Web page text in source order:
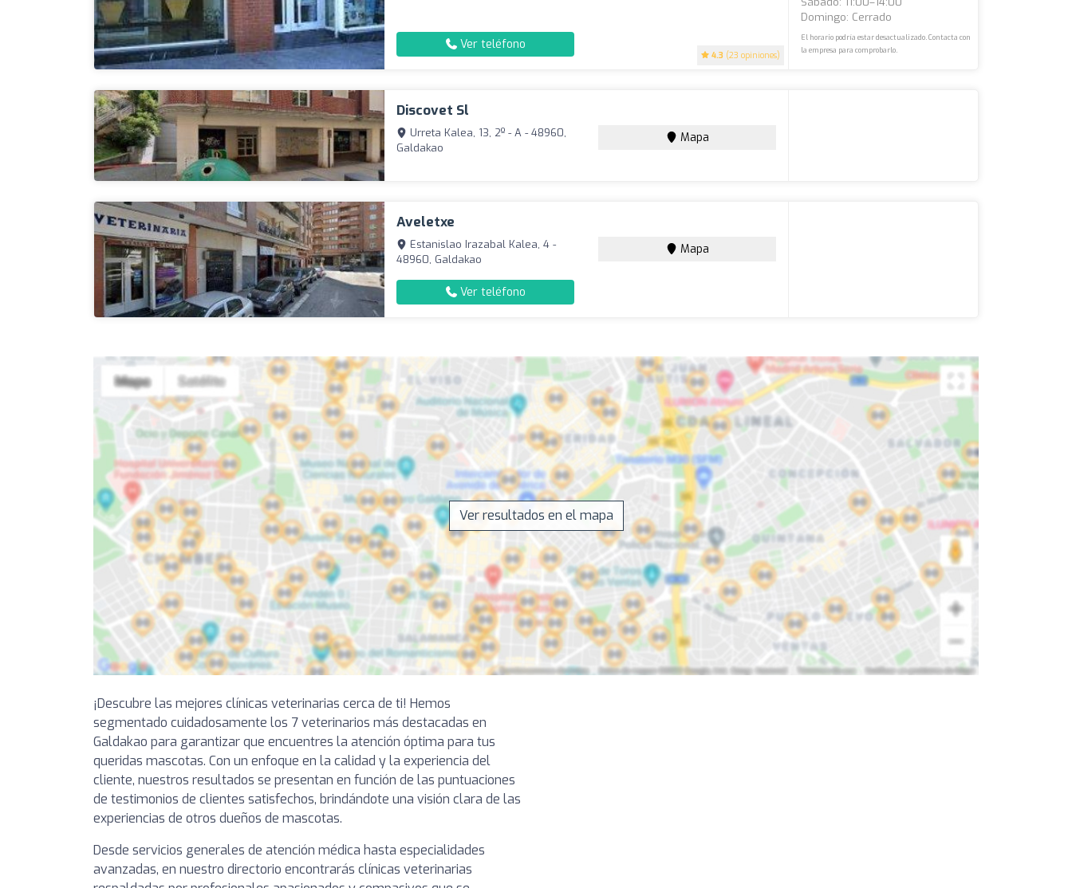
4.3 (23 opiniones)
Ver teléfono
Domingo: Cerrado
El horario podría estar desactualizado. Contacta con
la empresa para comprobarlo.
Discovet Sl
Urreta Kalea, 13, 2º - A - 48960,
Galdakao
Mapa
Aveletxe
Estanislao Irazabal Kalea, 4 -
48960, Galdakao
Mapa
Ver teléfono
Ver resultados en el mapa
¡Descubre las mejores clínicas veterinarias cerca de ti! Hemos
segmentado cuidadosamente los 7 veterinarios más destacadas en
Galdakao para garantizar que encuentres la atención óptima para tus
queridas mascotas. Con un enfoque en la calidad y la experiencia del
cliente, nuestros resultados se presentan en función de las puntuaciones
de testimonios de clientes satisfechos, brindándote una visión clara de las
experiencias de otros dueños de mascotas.
Desde servicios generales de atención médica hasta especialidades
avanzadas, en nuestro directorio encontrarás clínicas veterinarias